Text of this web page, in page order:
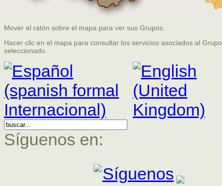
Mover el ratón sobre el mapa para ver sus Grupos.
Hacer clic en el mapa para consultar los servicios asociados al Grupo
seleccionado.
Síguenos en: